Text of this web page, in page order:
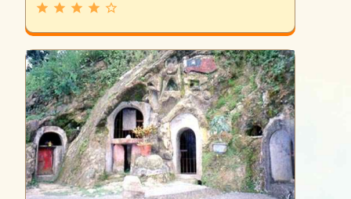
grade grade grade grade star_border